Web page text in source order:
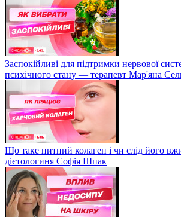
Заспокійливі для підтримки нервової
психічного стану — терапевт Мар'яна
Що таке питний колаген і чи слід його
дієтологиня Софія Шпак